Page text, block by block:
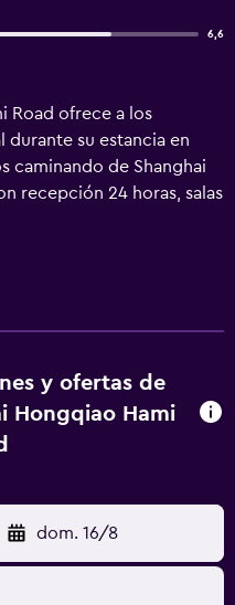
6,6
Road ofrece a los
durante su estancia en
caminando de Shanghai
recepción 24 horas, salas
dispone de servicio de
y servicio de
estancia agradable.
Hongqiao y el
aproximadamente a
y excursiones durante
y ofertas de
Hongqiao Hami
dom. 16/8